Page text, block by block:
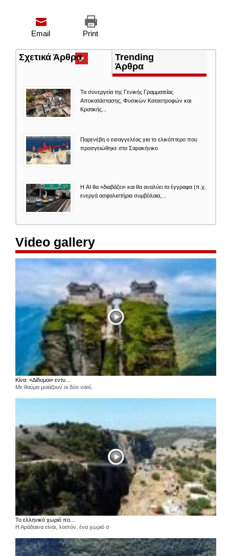
Print
Email
Σχετικά Άρθρα(ενεργή
καρτέλα)
Trending
Άρθρα
Τα συνεργεία της Γενικής Γραμματείας
Αποκατάστασης, Φυσικών Καταστροφών και
Κρατικής...
Παρενέβη ο εισαγγελέας για το ελικόπτερο που
προσγειώθηκε στο Σαρακήνικο
Η AI θα «διαβάζει» και θα αναλύει τα έγγραφα (π.χ.
ενεργά ασφαλιστήρια συμβόλαια,...
Video gallery
Κίνα: «Δίδυμοι» εντυ...
Με θαύμα μοιάζουν οι δύο ναοί,
Το ελληνικό χωριό πο...
Η Αράδαινα είναι, λοιπόν, ένα χωριό σ